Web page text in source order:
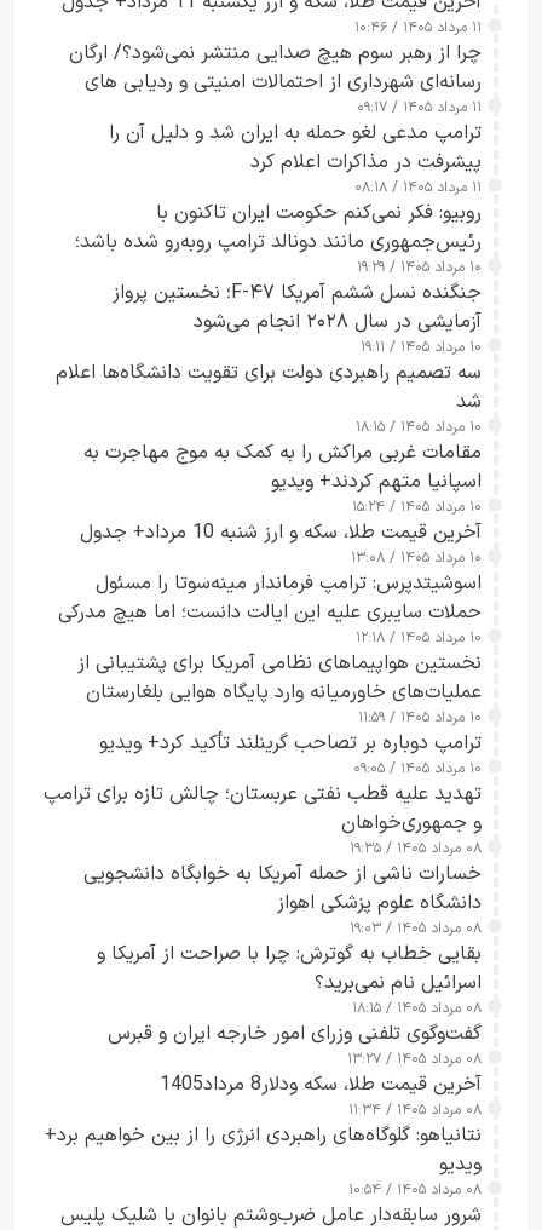
۱۱ مرداد ۱۴۰۵ / ۱۰:۴۶
چرا از رهبر سوم هیچ صدایی منتشر نمی‌شود؟/ ارگان
رسانه‌ای شهرداری از احتمالات امنیتی و ردیابی های
جاسوسی گفت
۱۱ مرداد ۱۴۰۵ / ۰۹:۱۷
ترامپ مدعی لغو حمله به ایران شد و دلیل آن را
پیشرفت در مذاکرات اعلام کرد
۱۱ مرداد ۱۴۰۵ / ۰۸:۱۸
روبیو: فکر نمی‌کنم حکومت ایران تاکنون با
رئیس‌جمهوری مانند دونالد ترامپ روبه‌رو شده باشد؛
کسی که واقعاً دست به اقدام می‌زند
۱۰ مرداد ۱۴۰۵ / ۱۹:۲۹
جنگنده نسل ششم آمریکا F-۴۷؛ نخستین پرواز
آزمایشی در سال ۲۰۲۸ انجام می‌شود
۱۰ مرداد ۱۴۰۵ / ۱۹:۱۱
سه تصمیم راهبردی دولت برای تقویت دانشگاه‌ها اعلام
شد
۱۰ مرداد ۱۴۰۵ / ۱۸:۱۵
مقامات غربی مراکش را به کمک به موج مهاجرت به
اسپانیا متهم کردند+ ویدیو
۱۰ مرداد ۱۴۰۵ / ۱۵:۲۴
آخرین قیمت طلا، سکه و ارز شنبه 10 مرداد+ جدول
۱۰ مرداد ۱۴۰۵ / ۱۳:۰۸
اسوشیتدپرس: ترامپ فرماندار مینه‌سوتا را مسئول
حملات سایبری علیه این ایالت دانست؛ اما هیچ مدرکی
ارائه نکرد
۱۰ مرداد ۱۴۰۵ / ۱۲:۱۸
نخستین هواپیماهای نظامی آمریکا برای پشتیبانی از
عملیات‌های خاورمیانه وارد پایگاه هوایی بلغارستان
شدند
۱۰ مرداد ۱۴۰۵ / ۱۱:۵۹
ترامپ دوباره بر تصاحب گرینلند تأکید کرد+ ویدیو
۱۰ مرداد ۱۴۰۵ / ۰۹:۰۵
تهدید علیه قطب نفتی عربستان؛ چالش تازه برای ترامپ
و جمهوری‌خواهان
۰۸ مرداد ۱۴۰۵ / ۱۹:۳۵
خسارات ناشی از حمله آمریکا به خوابگاه دانشجویی
دانشگاه علوم پزشکی اهواز
۰۸ مرداد ۱۴۰۵ / ۱۹:۰۳
بقایی خطاب به گوترش: چرا با صراحت از آمریکا و
اسرائیل نام نمی‌برید؟
۰۸ مرداد ۱۴۰۵ / ۱۸:۱۵
گفت‌وگوی تلفنی وزرای امور خارجه ایران و قبرس
۰۸ مرداد ۱۴۰۵ / ۱۳:۲۷
آخرین قیمت طلا، سکه ودلار8 مرداد1405
۰۸ مرداد ۱۴۰۵ / ۱۱:۳۴
نتانیاهو: گلوگاه‌های راهبردی انرژی را از بین خواهیم برد+
ویدیو
۰۸ مرداد ۱۴۰۵ / ۱۰:۵۴
شرور سابقه‌دار عامل ضرب‌وشتم بانوان با شلیک پلیس